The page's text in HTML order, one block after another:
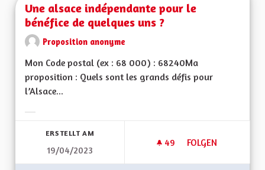
Une alsace indépendante pour le
bénéfice de quelques uns ?
Proposition anonyme
Mon Code postal (ex : 68 000) : 68240Ma
proposition : Quels sont les grands défis pour
l’Alsace...
ERSTELLT AM
19/04/2023
49 49 FOLLOWER
FOLGEN
UNE ALSACE